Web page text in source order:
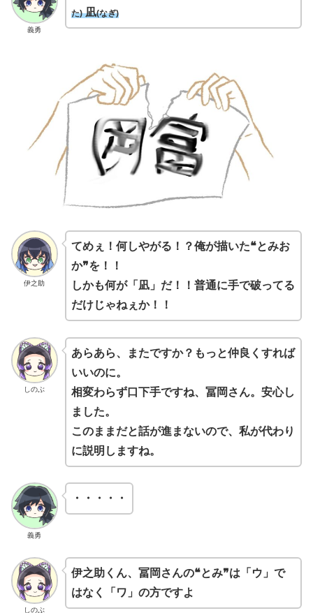
義勇
た)凪(なぎ)
伊之助
てめぇ！何しやがる！？俺が描いた❝とみお
か❞を！！
しかも何が「凪」だ！！普通に手で破ってる
だけじゃねぇか！！
しのぶ
あらあら、またですか？もっと仲良くすれば
いいのに。
相変わらず口下手ですね、冨岡さん。安心し
ました。
このままだと話が進まないので、私が代わり
に説明しますね。
義勇
・・・・・
しのぶ
伊之助くん、冨岡さんの❝とみ❞は「ウ」で
はなく「ワ」の方ですよ